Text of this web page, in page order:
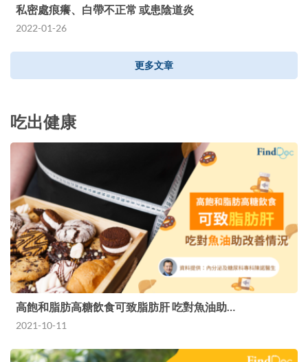
私密處痕癢、白帶不正常 或患陰道炎
2022-01-26
更多文章
吃出健康
高飽和脂肪高糖飲食可致脂肪肝 吃對魚油助…
2021-10-11